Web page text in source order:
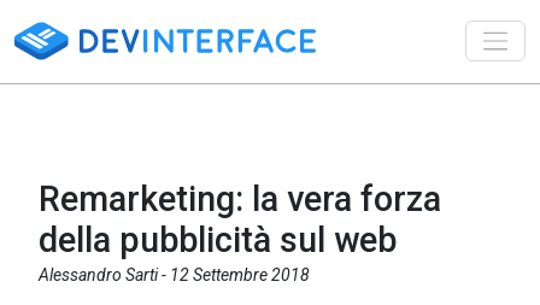
Remarketing: la vera forza
della pubblicità sul web
Alessandro Sarti - 12 Settembre 2018